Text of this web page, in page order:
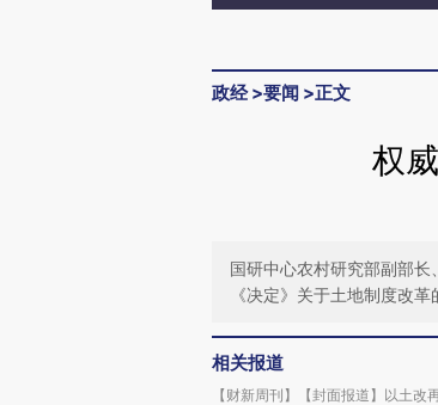
政经>要闻 >正文
权
国研中心农村研究部副部长
《决定》关于土地制度改
相关报道
【财新周刊】【封面报道】以土改